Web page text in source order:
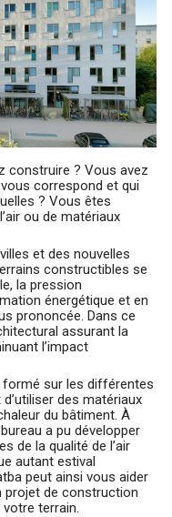
construire ? Vous avez
correspond et qui
? Vous êtes
ou de matériaux
et des nouvelles
constructibles se
la pression
énergétique et en
prononcée. Dans ce
assurant la
l’impact
formé sur les différentes
des matériaux
du bâtiment. À
a pu développer
de la qualité de l’air
autant estival
peut ainsi vous aider
projet de construction
terrain.